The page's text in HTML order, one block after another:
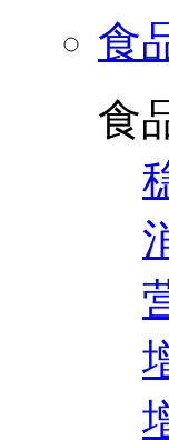
食
食